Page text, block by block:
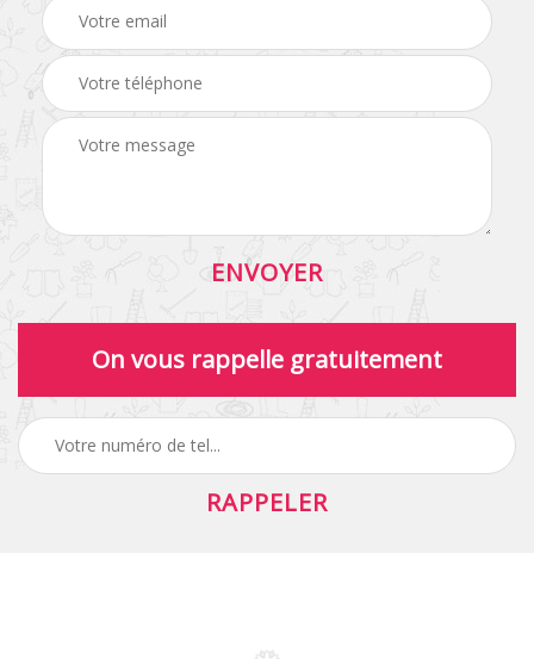
On vous rappelle gratuitement